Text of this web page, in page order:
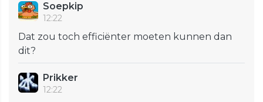
Soepkip
12:22
Dat zou toch efficiënter moeten kunnen dan
dit?
Prikker
12:22